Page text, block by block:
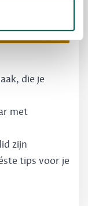
die je
met
zijn
tips voor je